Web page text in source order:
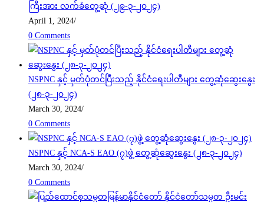
ကြီးအား လက်ခံတွေ့ဆုံ (၂၉-၃-၂၀၂၄)
April 1, 2024/
0 Comments
NSPNC နှင့် မှတ်ပုံတင်ပြီးသည့် နိုင်ငံရေးပါတီများ တွေ့ဆုံဆွေးနွေး
(၂၈-၃-၂၀၂၄)
March 30, 2024/
0 Comments
NSPNC နှင့် NCA-S EAO (၇)ဖွဲ့ တွေ့ဆုံဆွေးနွေး (၂၈-၃-၂၀၂၄)
March 30, 2024/
0 Comments